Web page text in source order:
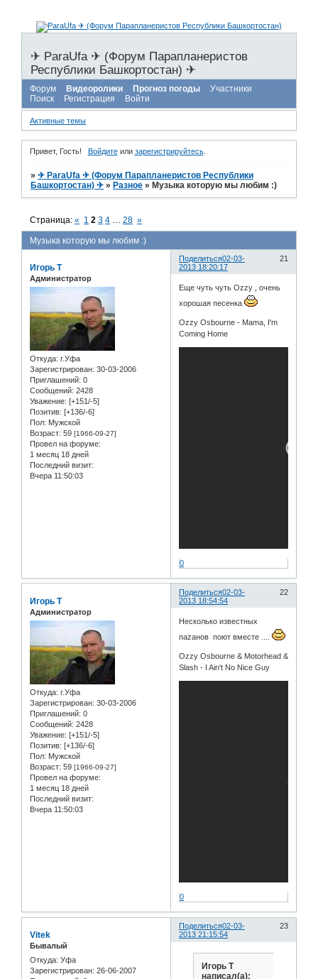
✈ ParaUfa ✈ (Форум Парапланеристов
Республики Башкортостан) ✈
Форум Видеоролики Прогноз погоды
Участники
Поиск
Регистрация Войти
Активные темы
Привет, Гость! Войдитеили зарегистрируйтесь.
»✈ ParaUfa ✈ (Форум Парапланеристов Республики
Башкортостан) ✈ » Разное » Музыка которую мы любим :)
Музыка которую мы любим :)
Страница:« 1 2 3 4 28 »
Поделиться 21
02-03-
2013 18:20:17
Игорь Т
Администратор
Откуда: г.Уфа
Зарегистрирован: 30-03-2006
Приглашений: 0
Сообщений: 2428
Уважение: [+151/-5]
Позитив: [+136/-6]
Пол: Мужской
Возраст: 59 [1966-09-27]
Провел на форуме:
1 месяц 18 дней
Последний визит:
Вчера 11:50:03
Еще чуть чуть Ozzy , очень
хорошая песенка
Ozzy Osbourne - Mama, I'm
Coming Home
0
Поделиться 22
02-03-
2013 18:54:54
Игорь Т
Администратор
Откуда: г.Уфа
Зарегистрирован: 30-03-2006
Приглашений: 0
Сообщений: 2428
Уважение: [+151/-5]
Позитив: [+136/-6]
Пол: Мужской
Возраст: 59 [1966-09-27]
Провел на форуме:
1 месяц 18 дней
Последний визит:
Вчера 11:50:03
Несколько известных
паzaнов поют вместе ....
Ozzy Osbourne & Motorhead &
Slash - I Ain't No Nice Guy
0
Поделиться 23
02-03-
2013 21:15:54
Vitek
Бывалый
Откуда: Уфа
Зарегистрирован: 26-06-2007
Игорь Т
написал(а):